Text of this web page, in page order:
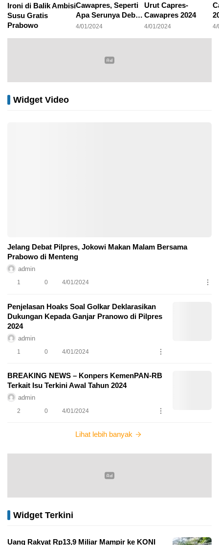
Ironi di Balik Ambisi
Susu Gratis
Prabowo
4/01/2024
Cawapres, Seperti
Apa Serunya Debat
Pilpres 2024?
4/01/2024
Urut Capres-
Cawapres 2024
4/01/2024 4/
Widget Video
Jelang Debat Pilpres, Jokowi Makan Malam Bersama
Prabowo di Menteng
admin
1 0 4/01/2024
Penjelasan Hoaks Soal Golkar Deklarasikan
Dukungan Kepada Ganjar Pranowo di Pilpres
2024
admin
1 0 4/01/2024
BREAKING NEWS – Konpers KemenPAN-RB
Terkait Isu Terkini Awal Tahun 2024
admin
2 0 4/01/2024
Lihat lebih banyak
Widget Terkini
Uang Rakyat Rp13,9 Miliar Mampir ke KONI